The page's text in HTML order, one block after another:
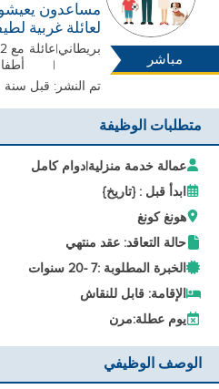
مباشر
مساعدون
لعائلة غربية
بريطاني|عائلة
|
تم النشر: قبل سنة
متطلبات الوظيفة
عمالة خدمة منزلية|دوام كامل
ابدأ قبل : {تاريخ}
هونغ كونغ
حالة التعاقد: عقد منتهي
الخبرة المطلوبة :7 - 20 سنوات
الإقامة: قابل للنقاش
يوم عطلة:مرن
الوصف الوظيفي